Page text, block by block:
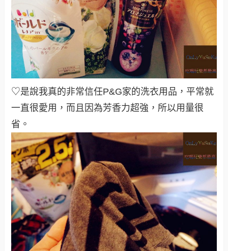
♡是說我真的非常信任P&G家的洗衣用品，平常就
一直很愛用，而且因為芳香力超強，所以用量很
省。